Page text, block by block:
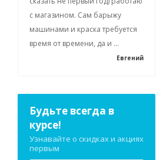
с магазином. Сам барыжу
машинами и краска требуется
время от времени, да и ...
Евгений
Будьте всегда в
курсе!
Узнавайте о скидках и акциях
первым